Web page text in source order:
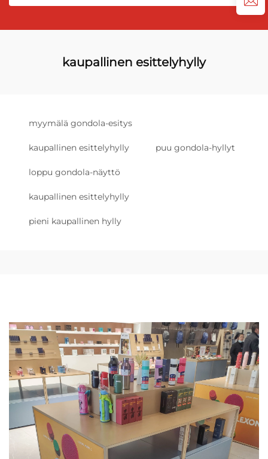
kaupallinen esittelyhylly
myymälä gondola-esitys
kaupallinen esittelyhylly puu gondola-hyllyt
loppu gondola-näyttö
kaupallinen esittelyhylly
pieni kaupallinen hylly